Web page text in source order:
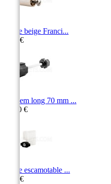
Butée beige Franci...
2,90 €
Tandem long 70 mm ...
35,30 €
Butée escamotable ...
4,00 €